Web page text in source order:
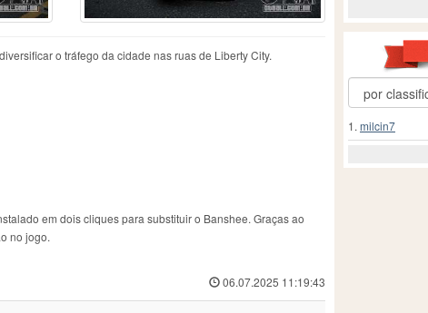
o tráfego da cidade nas ruas de Liberty City.
em dois cliques para substituir o Banshee. Graças ao
no jogo.
06.07.2025 11:19:43
1. milcin7